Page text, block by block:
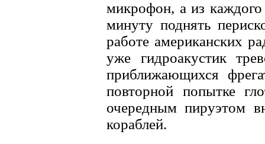
микрофон, а из
минуту поднять
работе американских
уже гидроакустик
приближающихся
повторной попытке
очередным пируэтом
кораблей.